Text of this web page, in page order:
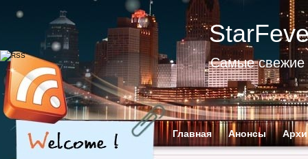
Самые свежие
Главная Анонсы